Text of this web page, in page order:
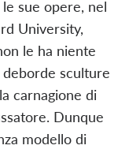
sue opere, nel
University,
le ha niente
sculture
carnagione di
Dunque
modello di